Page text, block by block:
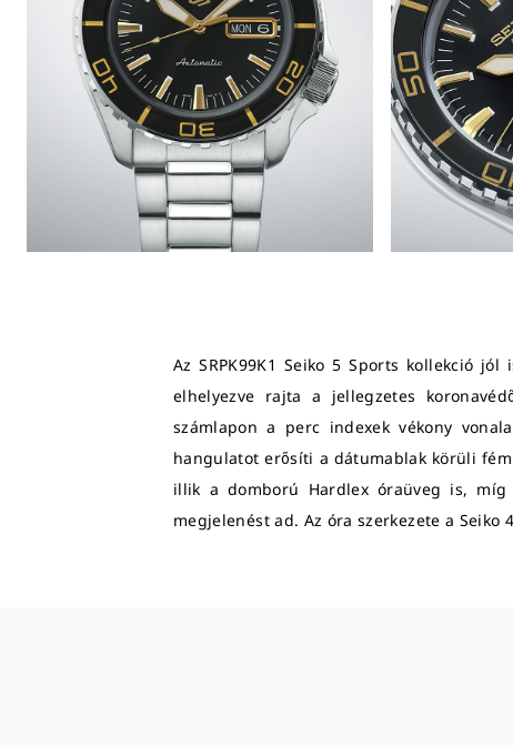
Az SRPK99K1 Seiko 5 Sports kollekció
elhelyezve rajta a jellegzetes
számlapon a perc indexek vékony
hangulatot erősíti a dátumablak körüli
illik a domború Hardlex óraüveg is, míg
megjelenést ad. Az óra szerkezete a